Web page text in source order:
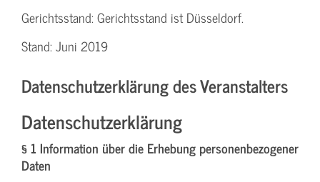
Gerichtsstand: Gerichtsstand ist Düsseldorf.
Stand: Juni 2019
Datenschutzerklärung des Veranstalters
Datenschutzerklärung
§ 1 Information über die Erhebung personenbezogener
Daten